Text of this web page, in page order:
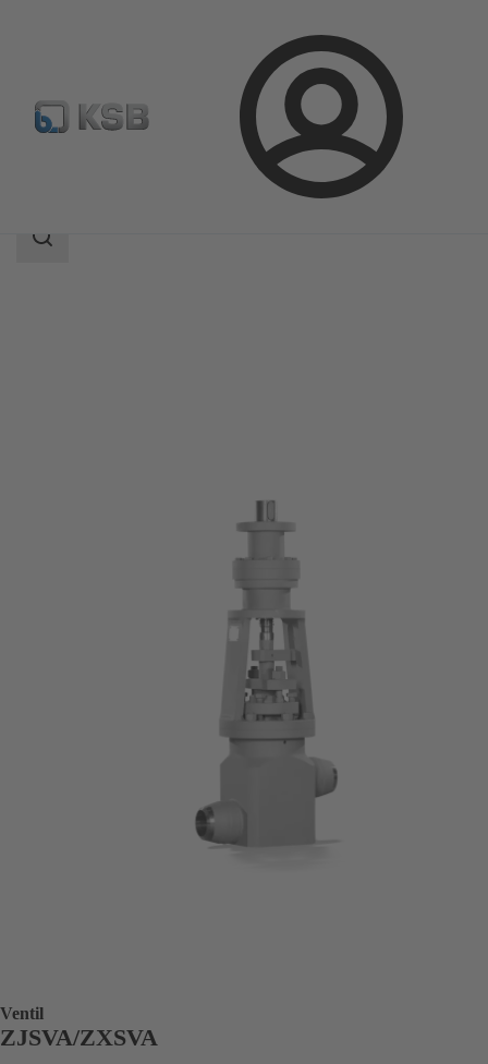
Prihlásenie
Katalóg produktov ZJSVA/ZXSVA
Oblasť
Ventil
ZJSVA/ZXSVA